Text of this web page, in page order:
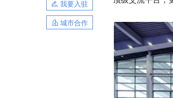
我要入驻
城市合作